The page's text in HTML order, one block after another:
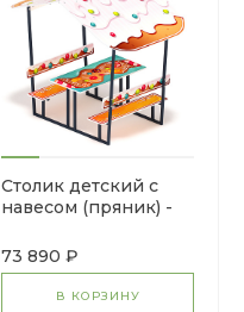
Столик детский с
навесом (пряник) -
73 890 ₽
В КОРЗИНУ